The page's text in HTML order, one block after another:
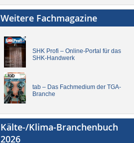
Weitere Fachmagazine
SHK Profi – Online-Portal für das
SHK-Handwerk
tab – Das Fachmedium der TGA-
Branche
Kälte-/Klima-Branchenbuch
2026